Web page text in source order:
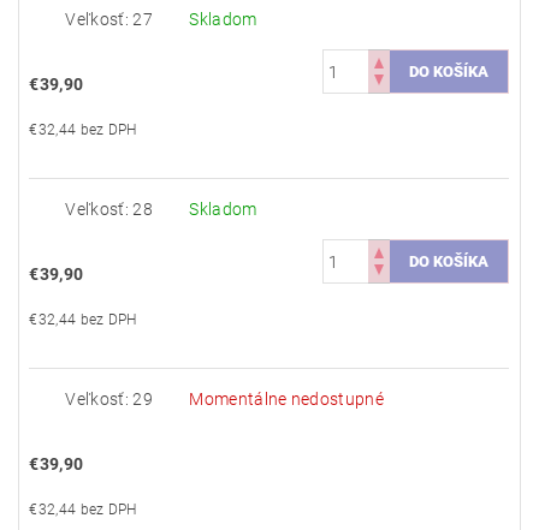
Veľkosť: 27 Skladom
€39,90
€32,44 bez DPH
Veľkosť: 28 Skladom
€39,90
€32,44 bez DPH
Veľkosť: 29 Momentálne nedostupné
€39,90
€32,44 bez DPH